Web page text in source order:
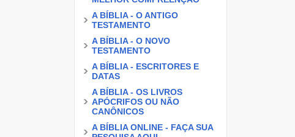
A BÍBLIA - O ANTIGO
TESTAMENTO
A BÍBLIA - O NOVO
TESTAMENTO
A BÍBLIA - ESCRITORES E
DATAS
A BÍBLIA - OS LIVROS
APÓCRIFOS OU NÃO
CANÔNICOS
A BÍBLIA ONLINE - FAÇA SUA